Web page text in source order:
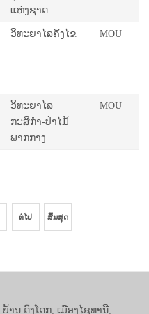
ແຫ່ງຊາດ
ວິທະຍາໄລຄັງໄຂ MOU
ວິທະຍາໄລ
ກະສິກຳ-ປ່າໄມ້
ພາກກາງ
MOU
ຕໍ່ໄປ ສິ້ນສຸດ
ບ້ານ ດົງໂດກ, ເມືອງໄຊທານີ,